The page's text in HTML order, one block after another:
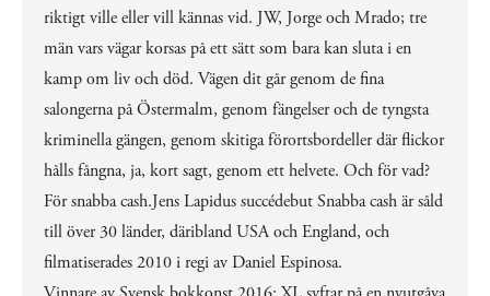
riktigt ville eller vill kännas vid. JW, Jorge och Mrado; tre
män vars vägar korsas på ett sätt som bara kan sluta i en
kamp om liv och död. Vägen dit går genom de fina
salongerna på Östermalm, genom fängelser och de tyngsta
kriminella gängen, genom skitiga förortsbordeller där flickor
hålls fångna, ja, kort sagt, genom ett helvete. Och för vad?
För snabba cash.Jens Lapidus succédebut Snabba cash är såld
till över 30 länder, däribland USA och England, och
filmatiserades 2010 i regi av Daniel Espinosa.